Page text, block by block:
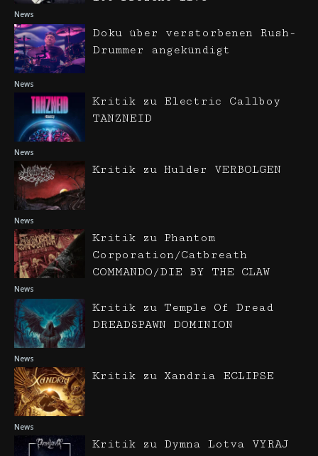
News
News
Doku über verstorbenen Rush-
Drummer angekündigt
News
Kritik zu Electric Callboy
TANZNEID
News
Kritik zu Hulder VERBOLGEN
News
Kritik zu Phantom
Corporation/Catbreath
COMMANDO/DIE BY THE CLAW
News
Kritik zu Temple Of Dread
DREADSPAWN DOMINION
News
Kritik zu Xandria ECLIPSE
Kritik zu Dymna Lotva VYRAJ